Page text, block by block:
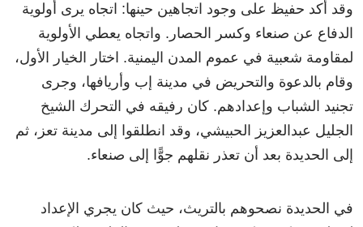
وقد أكد حفيظ على وجود اتجاهين حينها: اتجاه يرى أولوية
الدفاع عن صنعاء وكسر الحصار. واتجاه يعطي الأولوية
لمقاومة شعبية في عموم المدن اليمنية. اختار الخيار الأول،
وقام بالدعوة والتحريض في مدينة إب وأريافها، وجرى
تجنيد الشباب وإعدادهم. كان رفيقه في التحرك الشيخ
الجليل عبدالعزيز الحبيشي، وقد انطلقوا إلى مدينة تعز، ثم
إلى الحديدة بعد أن تعذر نقلهم جوًّا إلى صنعاء.
في الحديدة نصحوهم بالتريث، حيث كان يجري الإعداد